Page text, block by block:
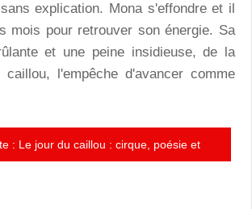
explication. Mona s'effondre et il
mois pour retrouver son énergie. Sa
et une peine insidieuse, de la
l'empêche d'avancer comme
: Le jour du caillou : cirque, poésie et